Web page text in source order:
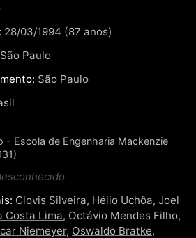
28/03/1994 (87 anos)
São Paulo
São Paulo
- Escola de Engenharia Mackenzie
Clovis Silveira, Hélio Uchôa, Joel
Costa Lima, Octávio Mendes Filho,
Niemeyer, Oswaldo Bratke,